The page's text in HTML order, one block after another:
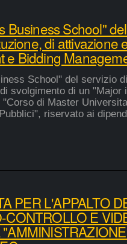
Business School"
di attivazione
e Bidding
School" del servizio
svolgimento di un "Major
di Master
riservato ai
PER L'APPALTO
CONTROLLO E